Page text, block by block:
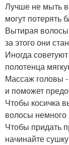
Лучше не мыть
могут потерять
Вытирая
за этого они
Иногда
полотенца
Массаж головы -
и поможет
Чтобы косичка
волосы немного
Чтобы придать
начинайте